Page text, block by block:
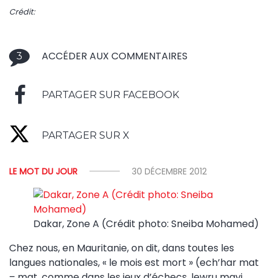
Crédit:
3 ACCÉDER AUX COMMENTAIRES
PARTAGER SUR FACEBOOK
PARTAGER SUR X
LE MOT DU JOUR 30 DÉCEMBRE 2012
Dakar, Zone A (Crédit photo: Sneiba Mohamed)
Chez nous, en Mauritanie, on dit, dans toutes les
langues nationales, « le mois est mort » (ech’har mat